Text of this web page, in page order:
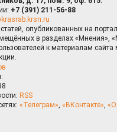
+7 (391) 211-56-88
опубликованных на
в разделах «Мнения»,
к материалам сайта
RSS
«Телеграм», «ВКонтакте»,